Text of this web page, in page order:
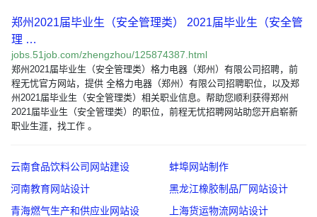
郑州2021届毕业生（安全管理类） 2021届毕业生（安全管
理 …
jobs.51job.com/zhengzhou/125874387.html
郑州2021届毕业生（安全管理类）格力电器（郑州）有限公司招聘，前
程无忧官方网站，提供 全格力电器（郑州）有限公司招聘职位，以及郑
州2021届毕业生（安全管理类）相关职业信息。帮助您顺利获得郑州
2021届毕业生（安全管理类）的职位，前程无忧招聘网站助您开启崭新
职业生涯，找工作 。
云南食品饮料公司网站建设
蚌埠网站制作
河南教育网站设计
黑龙江橡胶制品厂网站设计
青海燃气生产和供应业网站设
上海货运物流网站设计